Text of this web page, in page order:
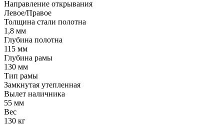
Направление открывания
Левое/Правое
Толщина стали полотна
1,8 мм
Глубина полотна
115 мм
Глубина рамы
130 мм
Тип рамы
Замкнутая утепленная
Вылет наличника
55 мм
Вес
130 кг